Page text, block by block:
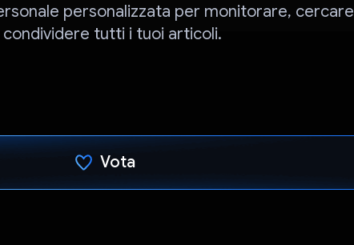
personalizzata per monitorare, cercare
condividere tutti i tuoi articoli.
Vota